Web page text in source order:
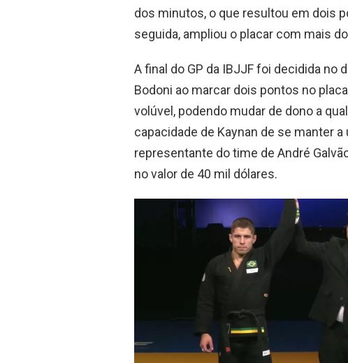
dos minutos, o que resultou em dois
seguida, ampliou o placar com mais
A final do GP da IBJJF foi decidida no
Bodoni ao marcar dois pontos no
volúvel, podendo mudar de dono a
capacidade de Kaynan de se manter
representante do time de André
no valor de 40 mil dólares.